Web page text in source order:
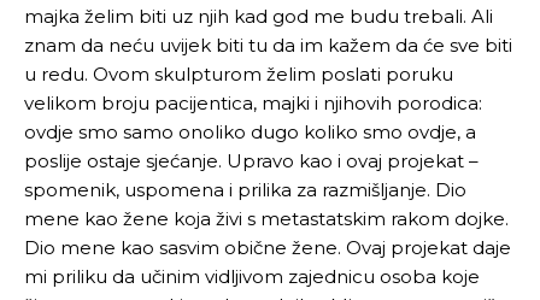
majka želim biti uz njih kad god me budu trebali. Ali
znam da neću uvijek biti tu da im kažem da će sve biti
u redu. Ovom skulpturom želim poslati poruku
velikom broju pacijentica, majki i njihovih porodica:
ovdje smo samo onoliko dugo koliko smo ovdje, a
poslije ostaje sjećanje. Upravo kao i ovaj projekat –
spomenik, uspomena i prilika za razmišljanje. Dio
mene kao žene koja živi s metastatskim rakom dojke.
Dio mene kao sasvim obične žene. Ovaj projekat daje
mi priliku da učinim vidljivom zajednicu osoba koje